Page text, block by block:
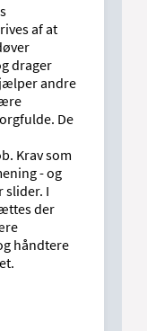
af at
drager
andre
De
Krav som
- og
slider. I
der
håndtere